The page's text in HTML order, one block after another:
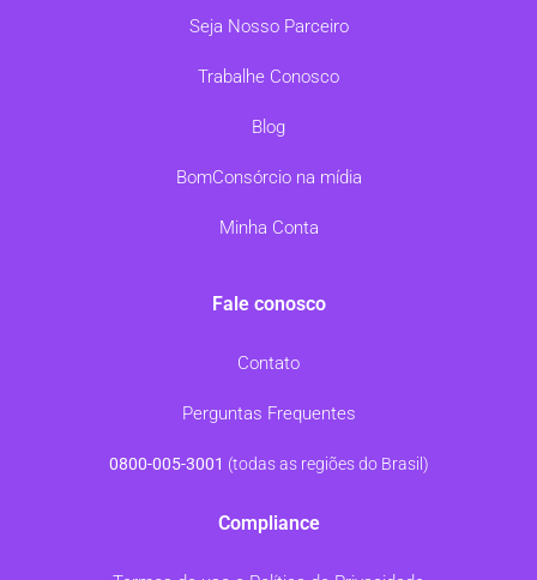
Seja Nosso Parceiro
Trabalhe Conosco
Blog
BomConsórcio na mídia
Minha Conta
Fale conosco
Contato
Perguntas Frequentes
0800-005-3001 (todas as regiões do Brasil)
Compliance